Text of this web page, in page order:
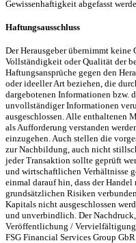
Gewissenhaftigkeit abgefasst
Haftungsausschluss
Der Herausgeber übernimmt
Vollständigkeit oder Qualität der
Haftungsansprüche gegen den
oder ideeller Art beziehen, die
dargebotenen Informationen bzw.
unvollständiger Informationen
ausgeschlossen. Alle enthaltenen
als Aufforderung verstanden
einzugehen. Auch stellen die
zur Nachbildung, auch nicht
jeder Transaktion sollte geprüft
und wirtschaftlichen Verhältnisse
einmal darauf hin, dass der
grundsätzlichen Risiken
Kapitals nicht ausgeschlossen
und unverbindlich. Der
Veröffentlichung /
FSG Financial Services Group GbR